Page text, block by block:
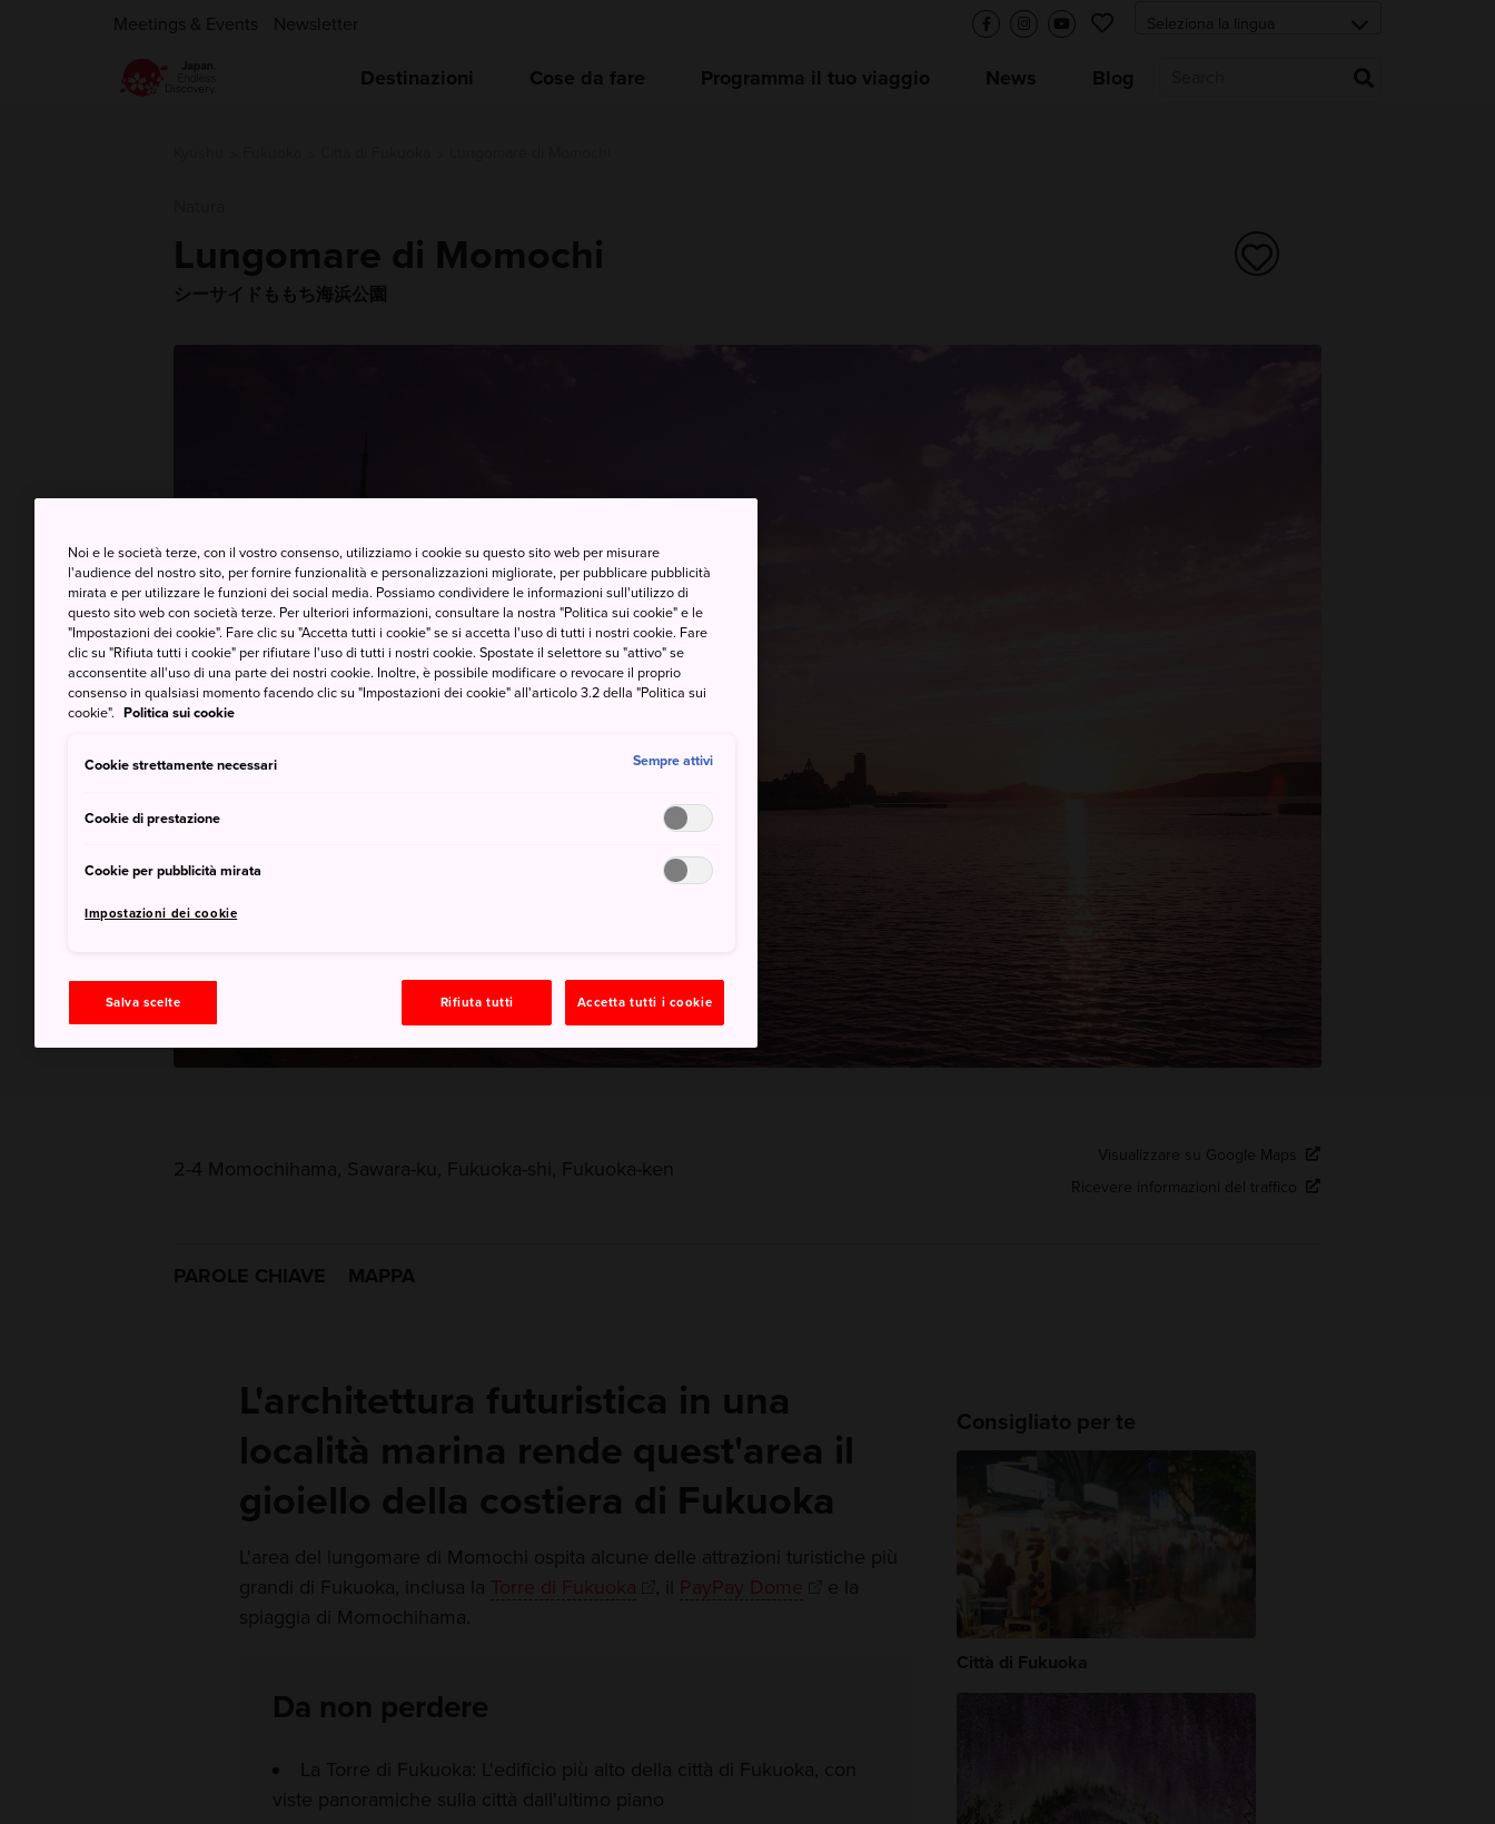
Meetings & Events Newsletter
Destinazioni Cose da fare Programma il tuo viaggio News Blog
Lungomare di Momochi
シーサイドももち海浜公園
2-4 Momochihama, Sawara-ku, Fukuoka-shi, Fukuoka-ken
Visualizzare su Google Maps
Ricevere informazioni del traffico
PAROLE CHIAVE MAPPA
L'architettura futuristica in una
località marina rende quest'area il
gioiello della costiera di Fukuoka
L'area del lungomare di Momochi ospita alcune delle attrazioni turistiche più
grandi di Fukuoka, inclusa la Torre di Fukuoka , il PayPay Dome
e la
spiaggia di Momochihama.
Da non perdere
La Torre di Fukuoka: L'edificio più alto della città di Fukuoka, con
viste panoramiche sulla città dall'ultimo piano
Consigliato per te
Città di Fukuoka
Noi e le società terze, con il vostro consenso, utilizziamo i cookie su questo sito web per misurare
l'audience del nostro sito, per fornire funzionalità e personalizzazioni migliorate, per pubblicare pubblicità
mirata e per utilizzare le funzioni dei social media. Possiamo condividere le informazioni sull'utilizzo di
questo sito web con società terze. Per ulteriori informazioni, consultare la nostra "Politica sui cookie" e le
"Impostazioni dei cookie". Fare clic su "Accetta tutti i cookie" se si accetta l'uso di tutti i nostri cookie. Fare
clic su "Rifiuta tutti i cookie" per rifiutare l'uso di tutti i nostri cookie. Spostate il selettore su "attivo" se
acconsentite all'uso di una parte dei nostri cookie. Inoltre, è possibile modificare o revocare il proprio
consenso in qualsiasi momento facendo clic su "Impostazioni dei cookie" all'articolo 3.2 della "Politica sui
cookie". Politica sui cookie
Cookie strettamente necessari Sempre attivi
Cookie di prestazione
Cookie per pubblicità mirata
Impostazioni dei cookie
Salva scelte Rifiuta tutti Accetta tutti i cookie